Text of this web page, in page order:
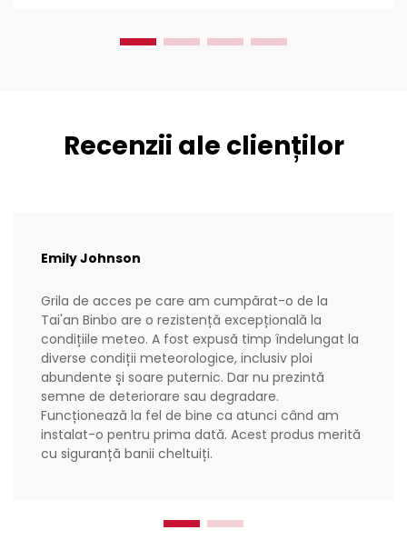
Recenzii ale clienților
Emily Johnson
Grila de acces pe care am cumpărat-o de la
Tai'an Binbo are o rezistență excepțională la
condițiile meteo. A fost expusă timp îndelungat la
diverse condiții meteorologice, inclusiv ploi
abundente și soare puternic. Dar nu prezintă
semne de deteriorare sau degradare.
Funcționează la fel de bine ca atunci când am
instalat-o pentru prima dată. Acest produs merită
cu siguranță banii cheltuiți.